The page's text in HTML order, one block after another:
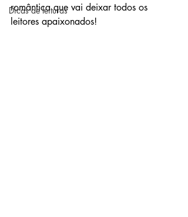
Dicas de leituras
romântica que vai deixar todos os
leitores apaixonados!